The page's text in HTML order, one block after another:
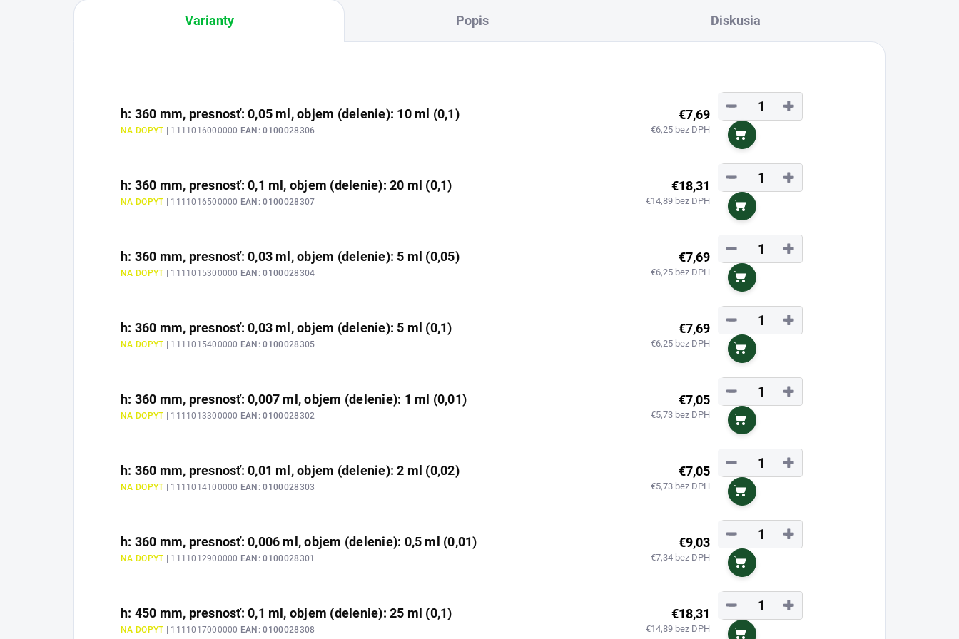
Varianty Popis Diskusia
h: 360 mm, presnosť: 0,05 ml, objem (delenie): 10 ml (0,1)
NA DOPYT | 1111016000000 EAN: 0100028306
€7,69
€6,25 bez DPH
+
−
Do košíka
h: 360 mm, presnosť: 0,1 ml, objem (delenie): 20 ml (0,1)
NA DOPYT | 1111016500000 EAN: 0100028307
€18,31
€14,89 bez DPH
+
−
Do košíka
h: 360 mm, presnosť: 0,03 ml, objem (delenie): 5 ml (0,05)
NA DOPYT | 1111015300000 EAN: 0100028304
€7,69
€6,25 bez DPH
+
−
Do košíka
h: 360 mm, presnosť: 0,03 ml, objem (delenie): 5 ml (0,1)
NA DOPYT | 1111015400000 EAN: 0100028305
€7,69
€6,25 bez DPH
+
−
Do košíka
h: 360 mm, presnosť: 0,007 ml, objem (delenie): 1 ml (0,01)
NA DOPYT | 1111013300000 EAN: 0100028302
€7,05
€5,73 bez DPH
+
−
Do košíka
h: 360 mm, presnosť: 0,01 ml, objem (delenie): 2 ml (0,02)
NA DOPYT | 1111014100000 EAN: 0100028303
€7,05
€5,73 bez DPH
+
−
Do košíka
h: 360 mm, presnosť: 0,006 ml, objem (delenie): 0,5 ml (0,01)
NA DOPYT | 1111012900000 EAN: 0100028301
€9,03
€7,34 bez DPH
+
−
Do košíka
h: 450 mm, presnosť: 0,1 ml, objem (delenie): 25 ml (0,1)
NA DOPYT | 1111017000000 EAN: 0100028308
€18,31
€14,89 bez DPH
+
−